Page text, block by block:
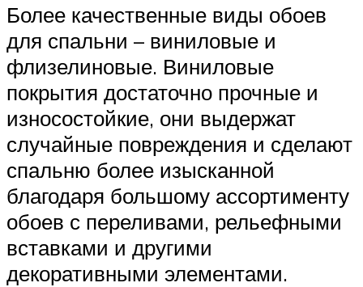
Более качественные виды обоев
для спальни – виниловые и
флизелиновые. Виниловые
покрытия достаточно прочные и
износостойкие, они выдержат
случайные повреждения и сделают
спальню более изысканной
благодаря большому ассортименту
обоев с переливами, рельефными
вставками и другими
декоративными элементами.